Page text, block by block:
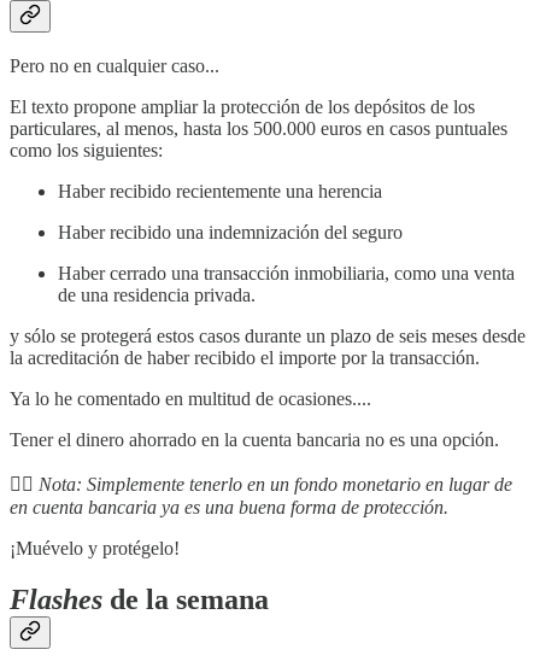
Pero no en cualquier caso...
El texto propone ampliar la protección de los depósitos de los
particulares, al menos, hasta los 500.000 euros en casos puntuales
como los siguientes:
Haber recibido recientemente una herencia
Haber recibido una indemnización del seguro
Haber cerrado una transacción inmobiliaria, como una venta
de una residencia privada.
y sólo se protegerá estos casos durante un plazo de seis meses desde
la acreditación de haber recibido el importe por la transacción.
Ya lo he comentado en multitud de ocasiones....
Tener el dinero ahorrado en la cuenta bancaria no es una opción.
✍🏻 Nota: Simplemente tenerlo en un fondo monetario en lugar de
en cuenta bancaria ya es una buena forma de protección.
¡Muévelo y protégelo!
Flashes de la semana